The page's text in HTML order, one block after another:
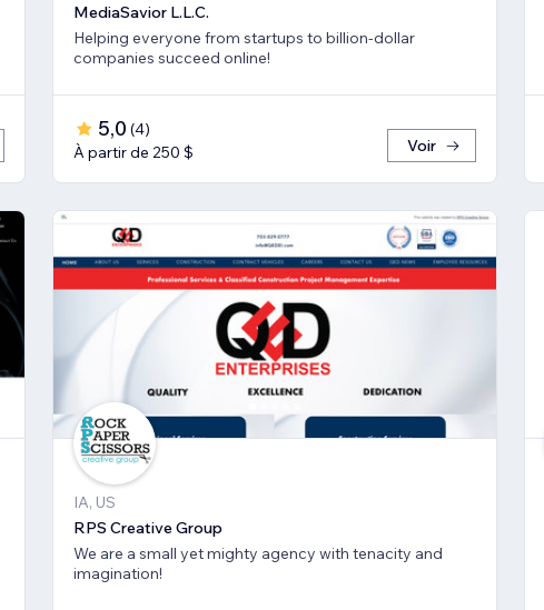
MediaSavior L.L.C.
Helping everyone from startups to billion-dollar
companies succeed online!
5,0 (4)
À partir de 250 $
Voir
IA, US
RPS Creative Group
We are a small yet mighty agency with tenacity and
imagination!